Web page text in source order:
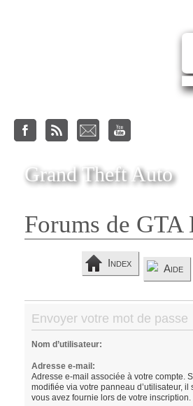
Grand Theft Auto
Forums de GTA
Index Aide
Envoyer votre mot de passe
Nom d’utilisateur:
Adresse e-mail:
Adresse e-mail associée à votre compte.
modifiée via votre panneau d’utilisateur, il
vous avez fournie lors de votre inscription.